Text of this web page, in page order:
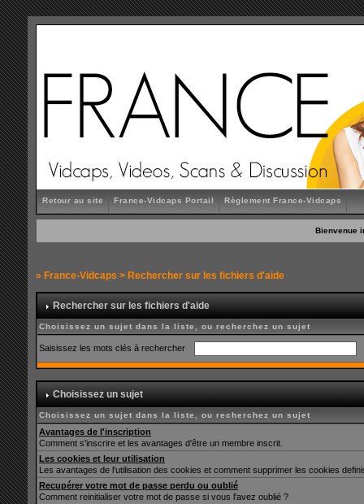
Retour au site France-Vidcaps Portail Règlement France-Vidcaps
Bienvenue
» France-Vidcaps > Rechercher sur les fichiers d'aide
Rechercher sur les fichiers d'aide
Choisissez un sujet dans la liste, ou recherchez un sujet
Saisissez les mots clés à rechercher
Choisissez un sujet
Choisissez un sujet dans la liste, ou recherchez un sujet
Avantages de l'inscription
Comment s'inscrire et les avantages d'être un membre inscrit.
Les cookies et leur utilisation
Les avantages de l'utilisation des cookies et comment supprimer les cookies
Recupérer votre mot de passe perdu ou oublié
Comment reinitialiser votre mot de passe si vous l'avez oublié ?